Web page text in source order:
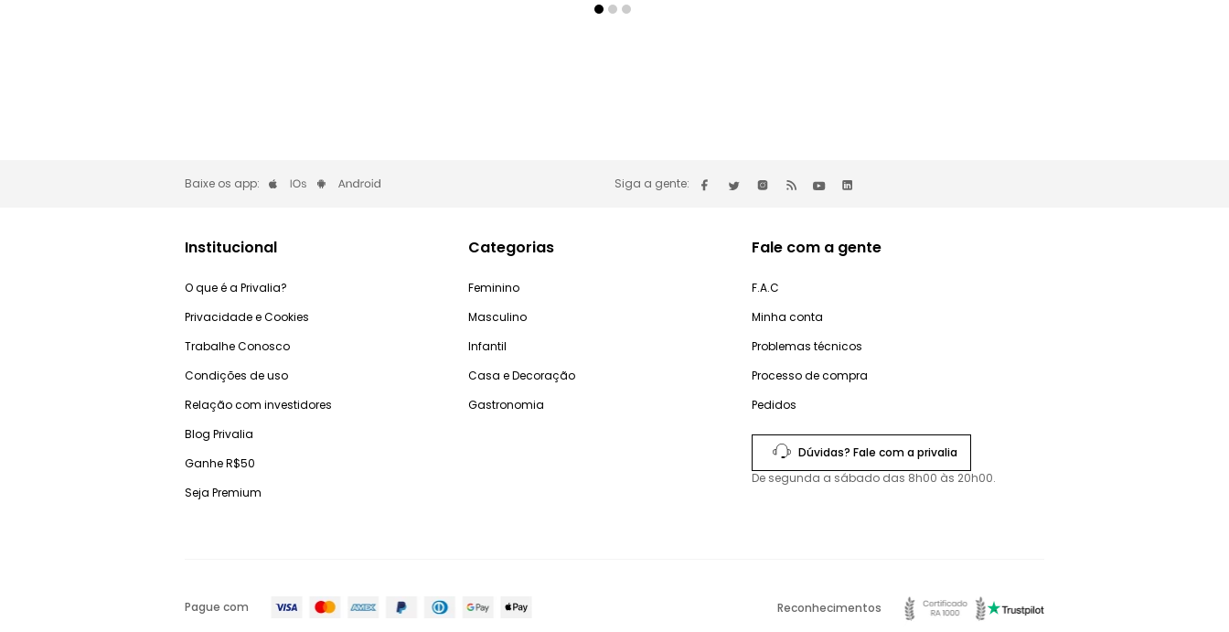
Baixe os app: Siga a gente:
Institucional
O que é a Privalia?
Privacidade e Cookies
Trabalhe Conosco
Condições de uso
Relação com investidores
Blog Privalia
Ganhe R$50
Seja Premium
Categorias
Feminino
Masculino
Infantil
Casa e Decoração
Gastronomia
Fale com a gente
F.A.C
Minha conta
Problemas técnicos
Processo de compra
Pedidos
Dúvidas? Fale com a privalia
De segunda a sábado das 8h00 às 20h00.
Pague com Reconhecimentos